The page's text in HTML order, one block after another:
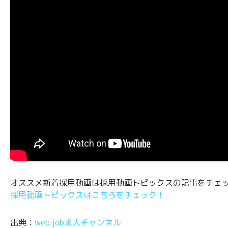
オススメ新着採用動画は採用動画トピックスの記事をチェ
採用動画トピックスはこちらをチェック！
出典： web job求人チャンネル